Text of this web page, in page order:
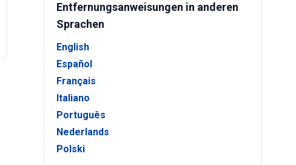
Entfernungsanweisungen in anderen
Sprachen
English
Español
Français
Italiano
Português
Nederlands
Polski